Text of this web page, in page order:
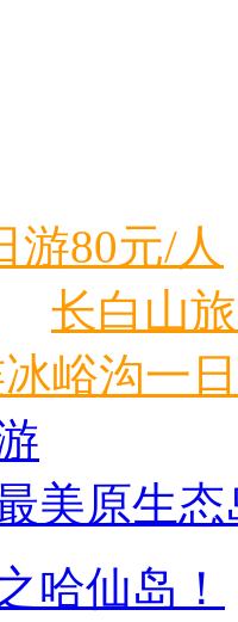
游80元/人
长白山
峪沟一
美原生态
哈仙岛！